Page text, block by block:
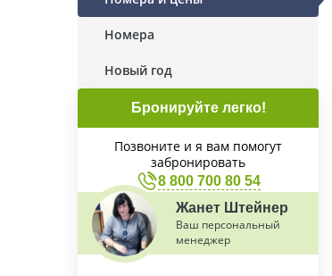
Номера
Новый год
Бронируйте легко!
Позвоните и я вам помогут
забронировать
8 800 700 80 54
Жанет Штейнер
Ваш персональный
менеджер